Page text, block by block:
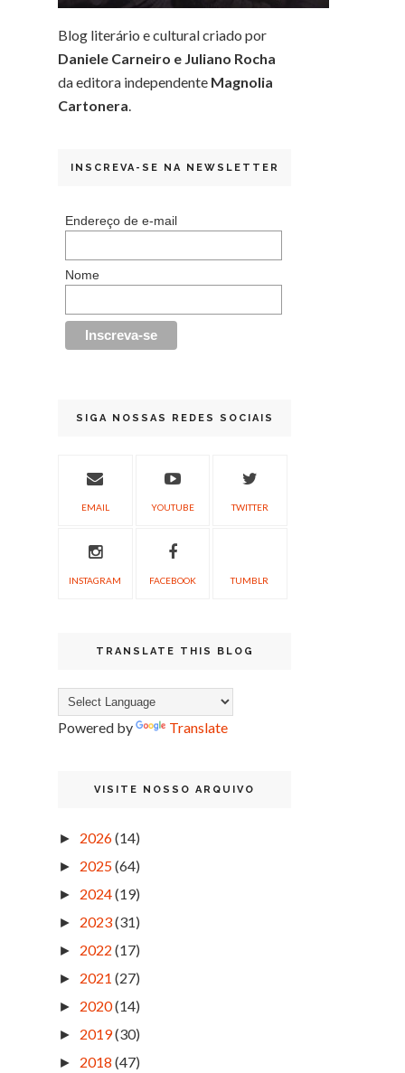
Blog literário e cultural criado por
Daniele Carneiro e Juliano Rocha
da editora independente Magnolia
Cartonera.
INSCREVA-SE NA NEWSLETTER
Endereço de e-mail
Nome
SIGA NOSSAS REDES SOCIAIS
EMAIL YOUTUBE TWITTER
INSTAGRAM FACEBOOK TUMBLR
TRANSLATE THIS BLOG
Powered by Translate
VISITE NOSSO ARQUIVO
► 2026(14)
► 2025(64)
► 2024(19)
► 2023(31)
► 2022 (17)
► 2021 (27)
► 2020(14)
► 2019(30)
► 2018 (47)